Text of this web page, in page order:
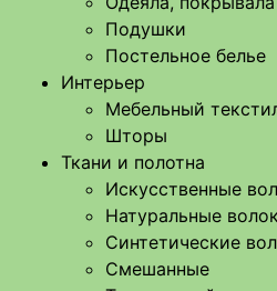
Подушки
Постельное белье
Интерьер
Мебельный
Шторы
Ткани и полотна
Искусственные
Натуральные
Синтетические
Смешанные